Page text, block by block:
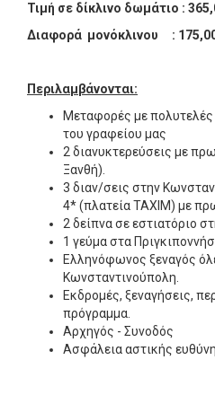
Τιμή σε δίκλινο δωμάτιο :
Διαφορά μονόκλινου :
Περιλαμβάνονται:
Μεταφορές με
του γραφείου μας
2 διανυκτερεύσεις με
Ξανθή).
3 διαν/σεις στην
4* (πλατεία ΤΑΧΙΜ) με
2 δείπνα σε εστιατόριο
1 γεύμα στα
Ελληνόφωνος ξεναγός
Κωνσταντινούπολη.
Εκδρομές, ξεναγήσεις,
πρόγραμμα.
Αρχηγός - Συνοδός
Ασφάλεια αστικής